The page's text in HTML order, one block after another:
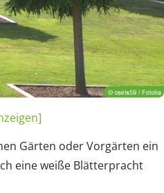
Gärten oder Vorgärten ein
eine weiße Blätterpracht